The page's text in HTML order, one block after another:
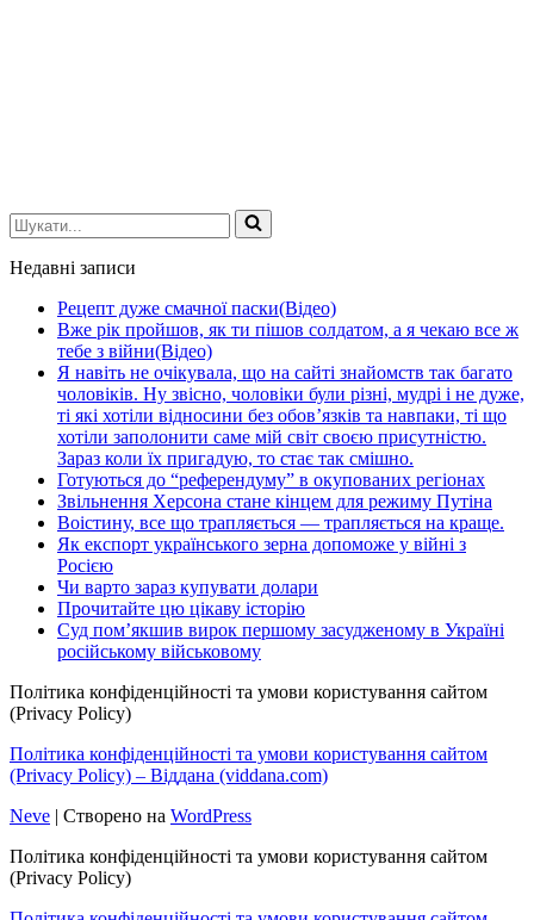
Шукати...
Недавні записи
Рецепт дуже смачної паски(Відео)
Вже рік пройшов, як ти пішов солдатом, а я чекаю все ж
тебе з війни(Відео)
Я навіть не очікувала, що на сайті знайомств так багато
чоловіків. Ну звісно, чоловіки були різні, мудрі і не дуже,
ті які хотіли відносини без обов’язків та навпаки, ті що
хотіли заполонити саме мій світ своєю присутністю.
Зараз коли їх пригадую, то стає так смішно.
Готуються до “референдуму” в окупованих регіонах
Звільнення Херсона стане кінцем для режиму Путіна
Воістину, все що трапляється — трапляється на краще.
Як експорт українського зерна допоможе у війні з
Росією
Чи варто зараз купувати долари
Прочитайте цю цікаву історію
Суд пом’якшив вирок першому засудженому в Україні
російському військовому
Політика конфіденційності та умови користування сайтом
(Privacy Policy)
Політика конфіденційності та умови користування сайтом
(Privacy Policy) – Віддана (viddana.com)
Neve | Створено на WordPress
Політика конфіденційності та умови користування сайтом
(Privacy Policy)